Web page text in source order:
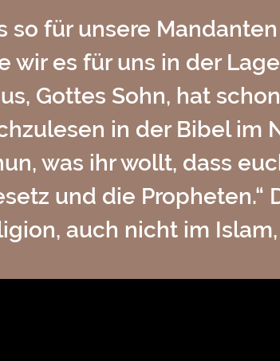
so für unsere
wir es für uns in der
Gottes Sohn, hat
in der Bibel im
was ihr wollt, dass
und die Propheten.“
auch nicht im